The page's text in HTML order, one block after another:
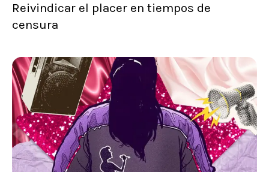
Reivindicar el placer en tiempos de
censura